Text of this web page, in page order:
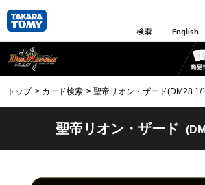
検索 English
トップ カード検索 聖帝リオン・ザード(DM28 1/
聖帝リオン・ザード